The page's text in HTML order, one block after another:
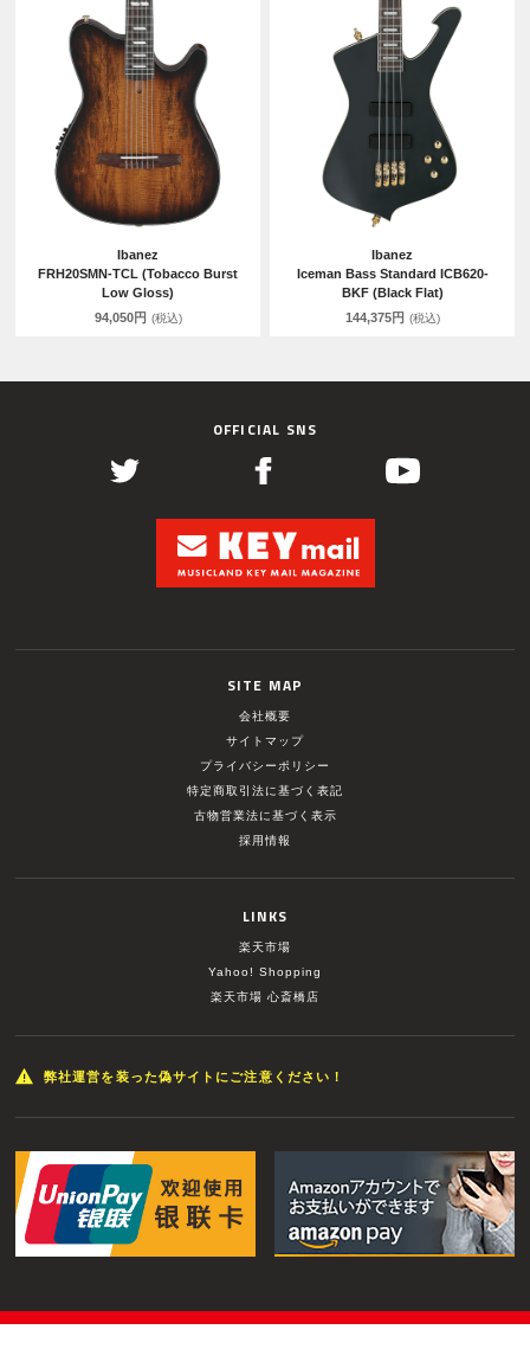
Ibanez
FRH20SMN-TCL (Tobacco Burst
Low Gloss)
94,050円 (税込)
Ibanez
Iceman Bass Standard ICB620-
BKF (Black Flat)
144,375円 (税込)
OFFICIAL SNS
SITE MAP
会社概要
サイトマップ
プライバシーポリシー
特定商取引法に基づく表記
古物営業法に基づく表示
採用情報
LINKS
楽天市場
Yahoo! Shopping
楽天市場 心斎橋店
弊社運営を装った偽サイトにご注意ください！